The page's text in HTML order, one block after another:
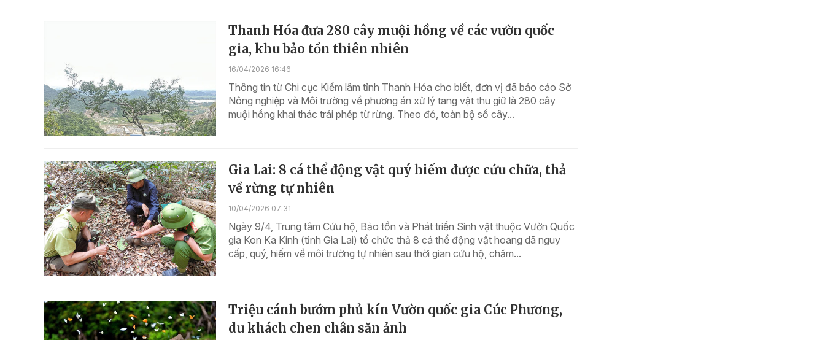
Thanh Hóa đưa 280 cây muội hồng về các vườn quốc
gia, khu bảo tồn thiên nhiên
16/04/2026 16:46
Thông tin từ Chi cục Kiểm lâm tỉnh Thanh Hóa cho biết, đơn vị đã báo cáo Sở
Nông nghiệp và Môi trường về phương án xử lý tang vật thu giữ là 280 cây
muội hồng khai thác trái phép từ rừng. Theo đó, toàn bộ số cây...
Gia Lai: 8 cá thể động vật quý hiếm được cứu chữa, thả
về rừng tự nhiên
10/04/2026 07:31
Ngày 9/4, Trung tâm Cứu hộ, Bảo tồn và Phát triển Sinh vật thuộc Vườn Quốc
gia Kon Ka Kinh (tỉnh Gia Lai) tổ chức thả 8 cá thể động vật hoang dã nguy
cấp, quý, hiếm về môi trường tự nhiên sau thời gian cứu hộ, chăm...
Triệu cánh bướm phủ kín Vườn quốc gia Cúc Phương,
du khách chen chân săn ảnh